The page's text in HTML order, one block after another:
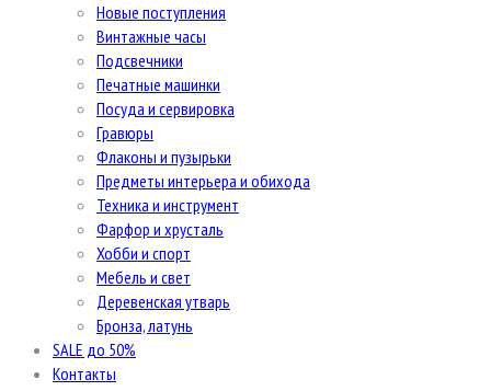
Новые поступления
Винтажные часы
Подсвечники
Печатные машинки
Посуда и сервировка
Гравюры
Флаконы и пузырьки
Предметы интерьера и обихода
Техника и инструмент
Фарфор и хрусталь
Хобби и спорт
Мебель и свет
Деревенская утварь
Бронза, латунь
SALE до 50%
Контакты